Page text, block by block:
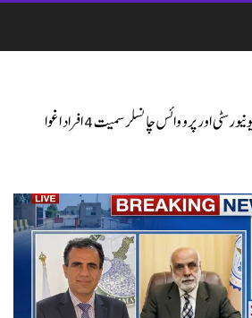
اور پرو وائس چانسلر سمیت 4 افراد اغوا